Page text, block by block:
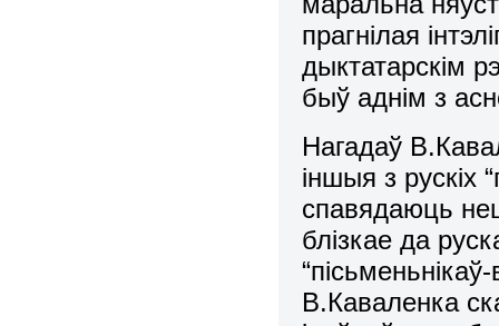
прагнілая
дыктатарскім
быў аднім з
Нагадаў
іншыя з рускіх
спавядаюць
блізкае да
В.Каваленка